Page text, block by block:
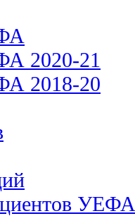
2020-21
2018-20
УЕФА